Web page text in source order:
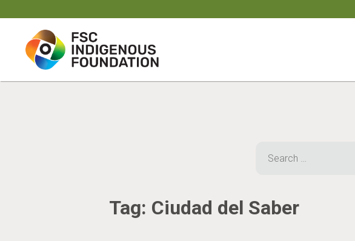
to
for:
Tag: Ciudad del Saber